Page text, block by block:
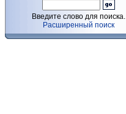
Введите слово для поиска.
Расширенный поиск